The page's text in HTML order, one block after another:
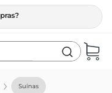
Suínas